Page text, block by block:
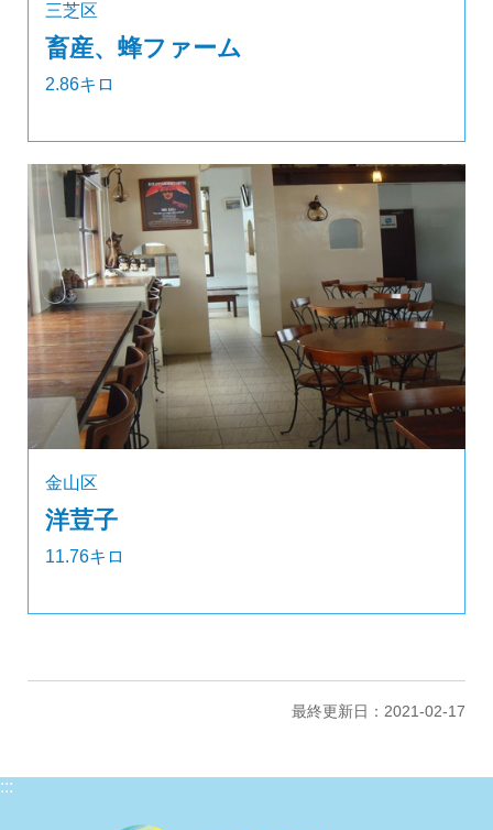
三芝区
畜産、蜂ファーム
2.86キロ
金山区
洋荳子
11.76キロ
最終更新日：2021-02-17
:::